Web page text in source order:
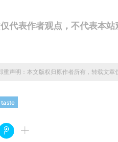
仅代表作者观点，不代表本
重声明：本文版权归原作者所有，转载文
taste